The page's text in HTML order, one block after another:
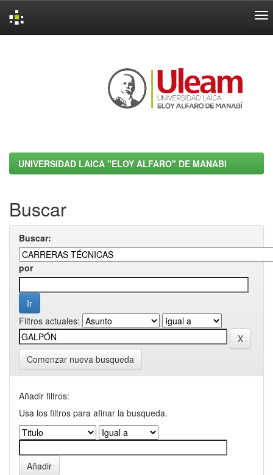
UNIVERSIDAD LAICA "ELOY ALFARO" DE MANABI
Buscar
Buscar:
por
Filtros actuales:
Comenzar nueva busqueda
Añadir filtros:
Usa los filtros para afinar la busqueda.